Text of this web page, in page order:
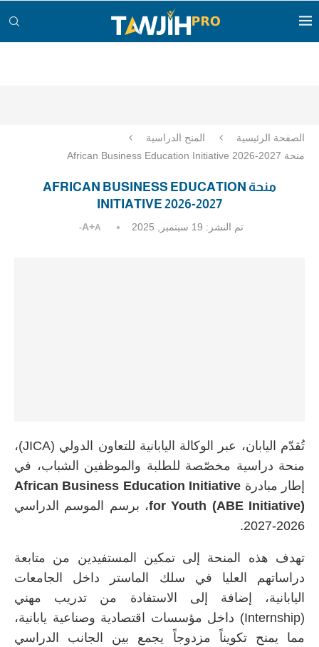
الصفحة الرئيسية
المنح الدراسية
منحة African Business Education Initiative 2026-2027
منحة AFRICAN BUSINESS EDUCATION
INITIATIVE 2026-2027
تم النشر: A+A-
تُقدّم اليابان، عبر الوكالة اليابانية للتعاون الدولي (JICA)،
منحة دراسية مخصّصة للطلبة والموظفين الشباب، في
إطار مبادرة African Business Education Initiative
for Youth (ABE Initiative)، برسم الموسم الدراسي
2026-2027.
تهدف هذه المنحة إلى تمكين المستفيدين من متابعة
دراساتهم العليا في سلك الماستر داخل الجامعات
اليابانية، إضافة إلى الاستفادة من تدريب مهني
(Internship) داخل مؤسسات اقتصادية وصناعية يابانية،
مما يمنح تكويناً مزدوجاً يجمع بين الجانب الدراسي